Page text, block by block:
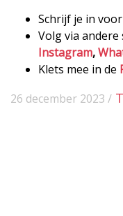
Schrijf je in
Volg via andere
Instagram,
Klets mee in de
26 december 2023 /